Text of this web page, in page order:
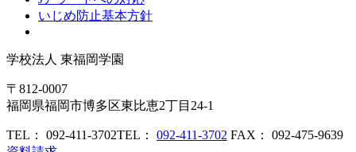
いじめ防止基本方針
学校法人 東福岡学園
〒812-0007
福岡県福岡市博多区東比恵2丁目24-1
TEL： 092-411-3702TEL： 092-411-3702 FAX： 092-475-9639